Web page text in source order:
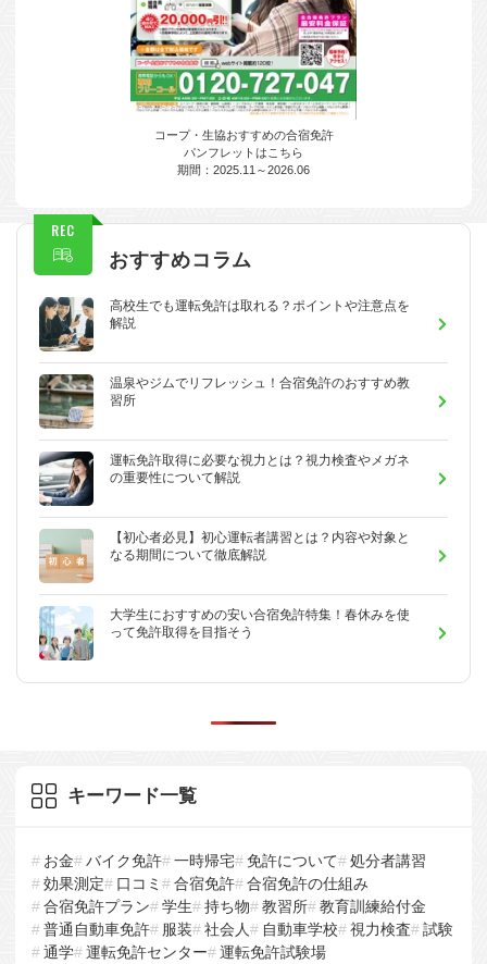
コープ・生協おすすめの合宿免許
パンフレットはこちら
期間：2025.11～2026.06
REC
おすすめコラム
高校生でも運転免許は取れる？ポイントや注意点を
解説
温泉やジムでリフレッシュ！合宿免許のおすすめ教
習所
運転免許取得に必要な視力とは？視力検査やメガネ
の重要性について解説
【初心者必見】初心運転者講習とは？内容や対象と
なる期間について徹底解説
大学生におすすめの安い合宿免許特集！春休みを使
って免許取得を目指そう
キーワード一覧
お金 バイク免許 一時帰宅 免許について
処分者講習
効果測定
口コミ 合宿免許
合宿免許の仕組み
合宿免許プラン
学生 持ち物 教習所
教育訓練給付金
普通自動車免許
服装 社会人 自動車学校 視力検査
試験
通学
運転免許センター
運転免許試験場